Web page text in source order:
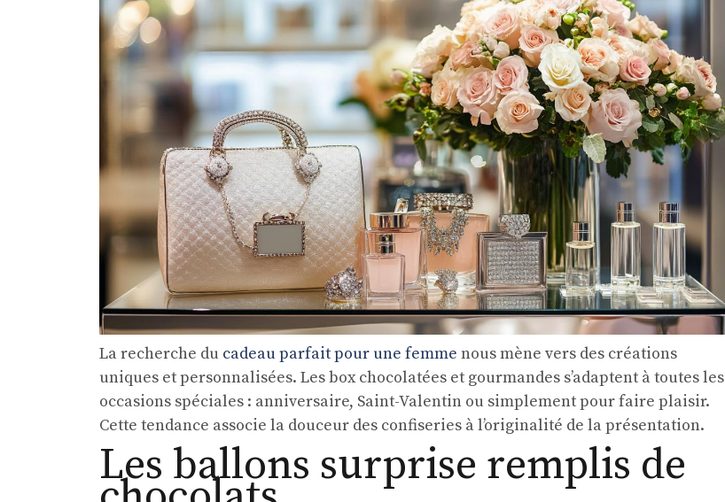
La recherche du cadeau parfait pour une femme nous mène vers des créations
uniques et personnalisées. Les box chocolatées et gourmandes s’adaptent à toutes les
occasions spéciales : anniversaire, Saint-Valentin ou simplement pour faire plaisir.
Cette tendance associe la douceur des confiseries à l’originalité de la présentation.
Les ballons surprise remplis de